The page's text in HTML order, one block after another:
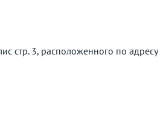
стр. 3, расположенного по адресу